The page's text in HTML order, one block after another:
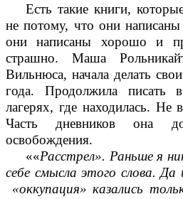
Есть такие книги,
не потому, что они
они написаны хорошо и
страшно. Маша
Вильнюса, начала делать
года. Продолжила писать
лагерях, где находилась. Не
Часть дневников она
освобождения.
««Расстрел». Раньше я
себе смысла этого слова.
«оккупация» казались